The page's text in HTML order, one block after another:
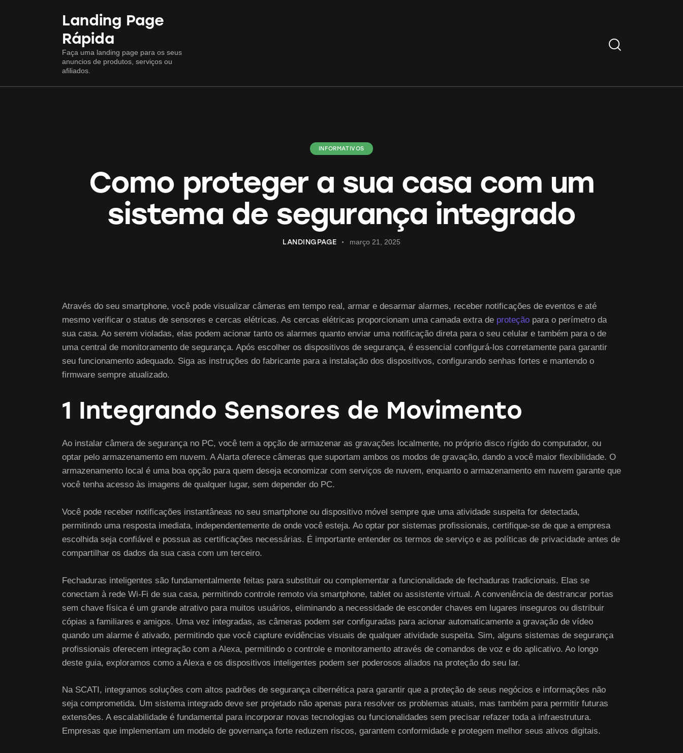
Landing Page
Rápida
Faça uma landing page para os seus
anuncios de produtos, serviços ou
afiliados.
Search
INFORMATIVOS
Como proteger a sua casa com um
sistema de segurança integrado
LANDINGPAGE março 21, 2025
Através do seu smartphone, você pode visualizar câmeras em tempo real, armar e desarmar alarmes, receber notificações de eventos e até
mesmo verificar o status de sensores e cercas elétricas. As cercas elétricas proporcionam uma camada extra de proteção para o perímetro da
sua casa. Ao serem violadas, elas podem acionar tanto os alarmes quanto enviar uma notificação direta para o seu celular e também para o de
uma central de monitoramento de segurança. Após escolher os dispositivos de segurança, é essencial configurá-los corretamente para garantir
seu funcionamento adequado. Siga as instruções do fabricante para a instalação dos dispositivos, configurando senhas fortes e mantendo o
firmware sempre atualizado.
1 Integrando Sensores de Movimento
Ao instalar câmera de segurança no PC, você tem a opção de armazenar as gravações localmente, no próprio disco rígido do computador, ou
optar pelo armazenamento em nuvem. A Alarta oferece câmeras que suportam ambos os modos de gravação, dando a você maior flexibilidade. O
armazenamento local é uma boa opção para quem deseja economizar com serviços de nuvem, enquanto o armazenamento em nuvem garante que
você tenha acesso às imagens de qualquer lugar, sem depender do PC.
Você pode receber notificações instantâneas no seu smartphone ou dispositivo móvel sempre que uma atividade suspeita for detectada,
permitindo uma resposta imediata, independentemente de onde você esteja. Ao optar por sistemas profissionais, certifique-se de que a empresa
escolhida seja confiável e possua as certificações necessárias. É importante entender os termos de serviço e as políticas de privacidade antes de
compartilhar os dados da sua casa com um terceiro.
Fechaduras inteligentes são fundamentalmente feitas para substituir ou complementar a funcionalidade de fechaduras tradicionais. Elas se
conectam à rede Wi-Fi de sua casa, permitindo controle remoto via smartphone, tablet ou assistente virtual. A conveniência de destrancar portas
sem chave física é um grande atrativo para muitos usuários, eliminando a necessidade de esconder chaves em lugares inseguros ou distribuir
cópias a familiares e amigos. Uma vez integradas, as câmeras podem ser configuradas para acionar automaticamente a gravação de vídeo
quando um alarme é ativado, permitindo que você capture evidências visuais de qualquer atividade suspeita. Sim, alguns sistemas de segurança
profissionais oferecem integração com a Alexa, permitindo o controle e monitoramento através de comandos de voz e do aplicativo. Ao longo
deste guia, exploramos como a Alexa e os dispositivos inteligentes podem ser poderosos aliados na proteção do seu lar.
Na SCATI, integramos soluções com altos padrões de segurança cibernética para garantir que a proteção de seus negócios e informações não
seja comprometida. Um sistema integrado deve ser projetado não apenas para resolver os problemas atuais, mas também para permitir futuras
extensões. A escalabilidade é fundamental para incorporar novas tecnologias ou funcionalidades sem precisar refazer toda a infraestrutura.
Empresas que implementam um modelo de governança forte reduzem riscos, garantem conformidade e protegem melhor seus ativos digitais.